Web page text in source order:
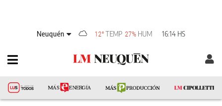
Neuquén 12° TEMP 27% HUM 16:14 HS